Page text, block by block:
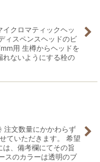
クロマティックヘッ
ィスペンスヘッドのビ
用 生樽からヘッドを
れないようにする栓の
注文数量にかかわらず
ていただきます。 希望
、備考欄にてその旨
スのカラーは透明のブ